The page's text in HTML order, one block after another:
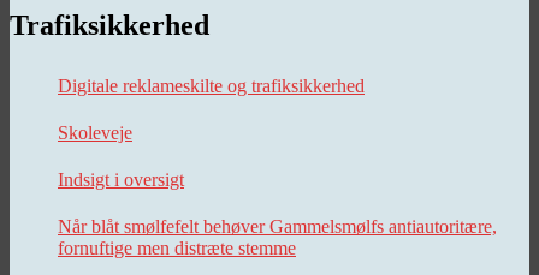
Trafiksikkerhed
Digitale reklameskilte og trafiksikkerhed
Skoleveje
Indsigt i oversigt
Når blåt smølfefelt behøver Gammelsmølfs antiautoritære,
fornuftige men distræte stemme